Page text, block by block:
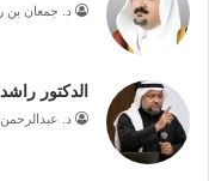
د. جمعان بن
الدكتور
د.